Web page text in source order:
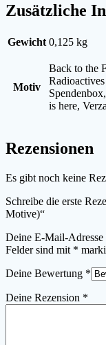
Zusätzliche
Gewicht 0,125 kg
Motiv
Back to the
is here,
Rezensionen
Es gibt noch keine
Schreibe die erste
Motive)“
Deine E-Mail-
Felder sind mit *
Deine Bewertung *
Deine Rezension *